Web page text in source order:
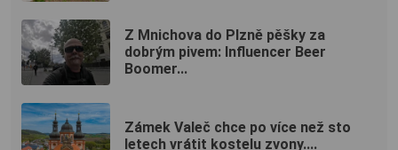
Z Mnichova do Plzně pěšky za
dobrým pivem: Influencer Beer
Boomer...
Zámek Valeč chce po více než sto
letech vrátit kostelu zvony....